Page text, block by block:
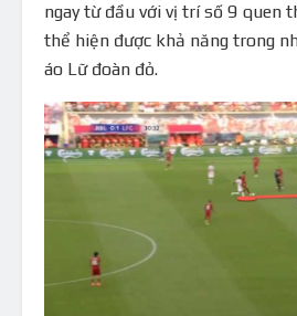
ngay từ đầu với vị trí số 9 quen
thể hiện được khả năng trong
áo Lữ đoàn đỏ.